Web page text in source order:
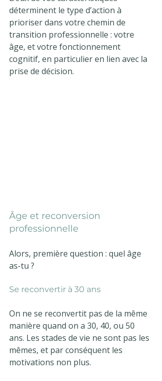
déterminent le type d’action à
prioriser dans votre chemin de
transition professionnelle : votre
âge, et votre fonctionnement
cognitif, en particulier en lien avec la
prise de décision.
Âge et reconversion
professionnelle
Alors, première question : quel âge
as-tu ?
Se reconvertir à 30 ans
On ne se reconvertit pas de la même
manière quand on a 30, 40, ou 50
ans. Les stades de vie ne sont pas les
mêmes, et par conséquent les
motivations non plus.